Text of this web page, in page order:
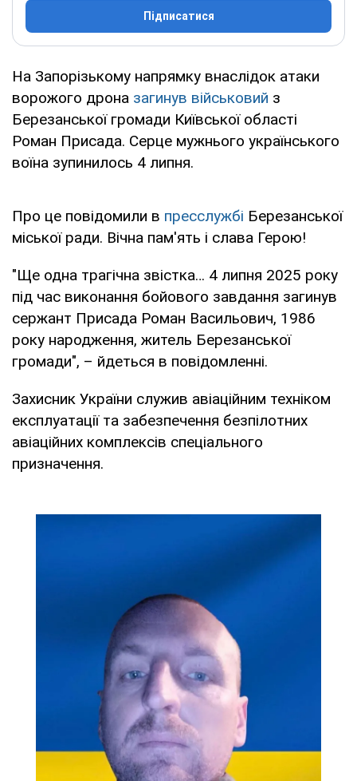
Підписатися
На Запорізькому напрямку внаслідок атаки
ворожого дрона загинув військовий з
Березанської громади Київської області
Роман Присада. Серце мужнього українського
воїна зупинилось 4 липня.
Про це повідомили в пресслужбі Березанської
міської ради. Вічна пам'ять і слава Герою!
"Ще одна трагічна звістка… 4 липня 2025 року
під час виконання бойового завдання загинув
сержант Присада Роман Васильович, 1986
року народження, житель Березанської
громади", – йдеться в повідомленні.
Захисник України служив авіаційним техніком
експлуатації та забезпечення безпілотних
авіаційних комплексів спеціального
призначення.